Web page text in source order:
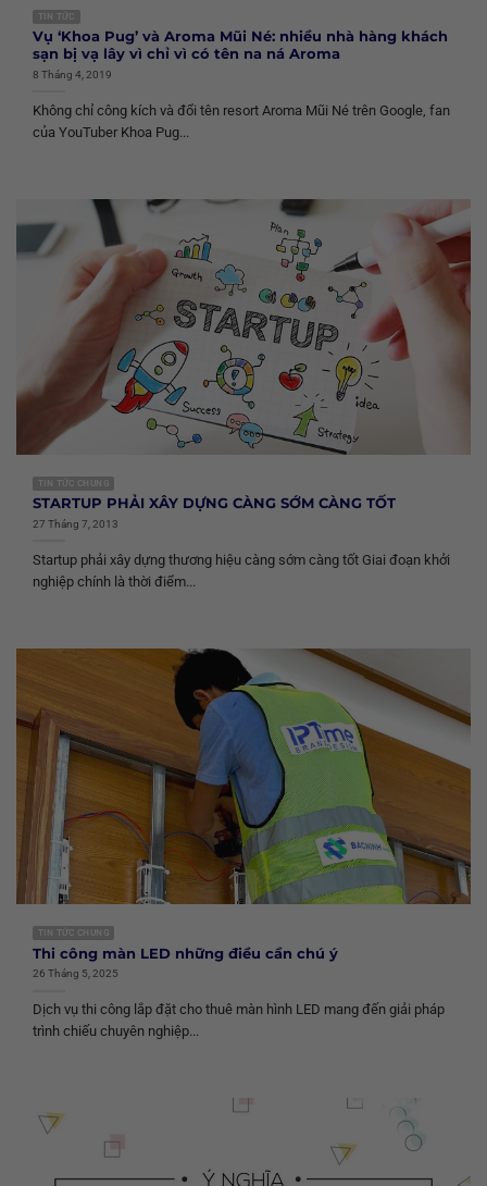
TIN TỨC
Vụ ‘Khoa Pug’ và Aroma Mũi Né: nhiều nhà hàng khách
sạn bị vạ lây vì chỉ vì có tên na ná Aroma
8 Tháng 4, 2019
Không chỉ công kích và đổi tên resort Aroma Mũi Né trên Google, fan
của YouTuber Khoa Pug...
TIN TỨC CHUNG
STARTUP PHẢI XÂY DỰNG CÀNG SỚM CÀNG TỐT
27 Tháng 7, 2013
Startup phải xây dựng thương hiệu càng sớm càng tốt Giai đoạn khởi
nghiệp chính là thời điểm...
TIN TỨC CHUNG
Thi công màn LED những điều cần chú ý
26 Tháng 5, 2025
Dịch vụ thi công lắp đặt cho thuê màn hình LED mang đến giải pháp
trình chiếu chuyên nghiệp...